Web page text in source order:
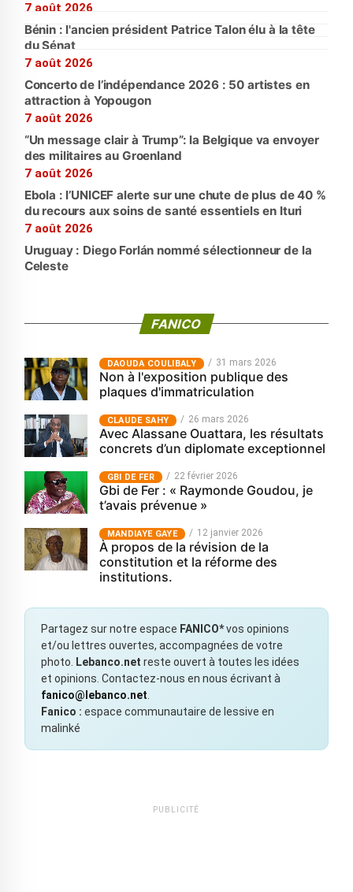
7 août 2026
Bénin : l'ancien président Patrice Talon élu à la tête
du Sénat
7 août 2026
Concerto de l’indépendance 2026 : 50 artistes en
attraction à Yopougon
7 août 2026
“Un message clair à Trump”: la Belgique va envoyer
des militaires au Groenland
7 août 2026
Ebola : l’UNICEF alerte sur une chute de plus de 40 %
du recours aux soins de santé essentiels en Ituri
7 août 2026
Uruguay : Diego Forlán nommé sélectionneur de la
Celeste
FANICO
‎DAOUDA COULIBALY 31 mars 2026
Non à l'exposition publique des
plaques d'immatriculation
CLAUDE SAHY 26 mars 2026
Avec Alassane Ouattara, les résultats
concrets d’un diplomate exceptionnel
GBI DE FER 22 février 2026
Gbi de Fer : « Raymonde Goudou, je
t’avais prévenue »
MANDIAYE GAYE 12 janvier 2026
À propos de la révision de la
constitution et la réforme des
institutions.
Partagez sur notre espace FANICO*vos opinions
et/ou lettres ouvertes, accompagnées de votre
photo.
Lebanco.net reste ouvert à toutes les idées
et opinions. Contactez-nous en nous écrivant à
fanico@lebanco.net
Fanico : espace communautaire de lessive en
malinké
PUBLICITÉ